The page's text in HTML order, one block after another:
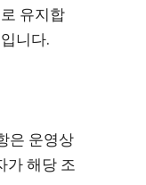
유지합
니다.
은 운영상
가 해당 조